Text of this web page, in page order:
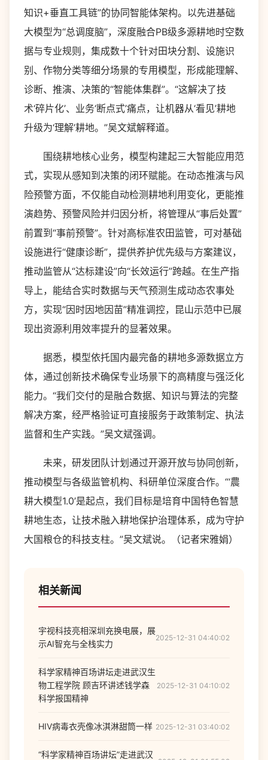
知识+垂直工具链”的协同智能体架构。以先进基础
大模型为“总调度脑”，深度融合PB级多源耕地时空数
据与专业规则，集成数十个针对田块分割、设施识
别、作物分类等细分场景的专用模型，形成能理解、
诊断、推演、决策的“智能体集群”。“这解决了技
术‘碎片化’、业务‘断点式’痛点，让机器从‘看见’耕地
升级为‘理解’耕地。”吴文斌解释道。
围绕耕地核心业务，模型构建起三大智能应用范
式，实现从感知到决策的闭环赋能。在动态推演与风
险预警方面，不仅能自动检测耕地利用变化，更能推
演趋势、预警风险并归因分析，将管理从“事后处置”
前置到“事前预警”。针对高标准农田监管，可对基础
设施进行“健康诊断”，提供养护优先级与方案建议，
推动监管从“达标建设”向“长效运行”跨越。在生产指
导上，能结合实时数据与天气预测生成动态农事处
方，实现“因时因地因苗”精准调控，昆山示范中已展
现出资源利用效率提升的显著效果。
据悉，模型依托国内最完备的耕地多源数据立方
体，通过创新技术确保专业场景下的高精度与强泛化
能力。“我们交付的是融合数据、知识与算法的完整
解决方案，经严格验证可直接服务于政策制定、执法
监督和生产实践。”吴文斌强调。
未来，研发团队计划通过开源开放与协同创新，
推动模型与各级监管机构、科研单位深度合作。“‘農
耕大模型1.0’是起点，我们目标是培育中国特色智慧
耕地生态，让技术融入耕地保护治理体系，成为守护
大国粮仓的科技支柱。”吴文斌说。（记者宋雅娟）
相关新闻
宇视科技亮相深圳充换电展，展
示AI智充与全栈实力
2025-12-31 04:40:02
科学家精神百场讲坛走进武汉生
物工程学院 顾吉环讲述钱学森
科学报国精神
2025-12-31 04:10:02
HIV病毒衣壳像冰淇淋甜筒一样 2025-12-31 03:40:02
“科学家精神百场讲坛”走进武汉